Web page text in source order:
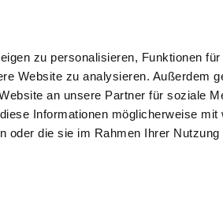
zu personalisieren, Funktionen
Website zu analysieren. Außerdem
an unsere Partner für soziale
Informationen möglicherweise mit
oder die sie im Rahmen Ihrer Nutzung
SUCHEN TIPPS & HILFE
TAGESKLINIK BAD